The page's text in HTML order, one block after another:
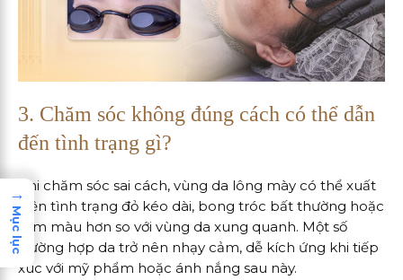
3. Chăm sóc không đúng cách có thể dẫn
đến tình trạng gì?
Khi chăm sóc sai cách, vùng da lông mày có thể xuất
hiện tình trạng đỏ kéo dài, bong tróc bất thường hoặc
sậm màu hơn so với vùng da xung quanh. Một số
trường hợp da trở nên nhạy cảm, dễ kích ứng khi tiếp
xúc với mỹ phẩm hoặc ánh nắng sau này.
→
Mục lục